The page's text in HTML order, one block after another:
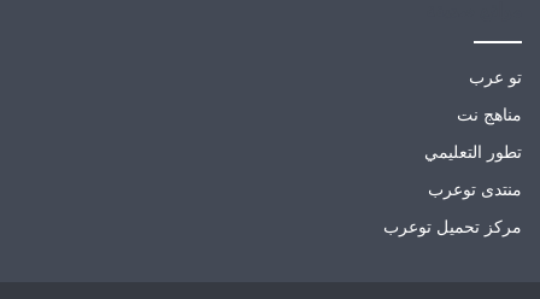
تو عرب
مناهج نت
تطور التعليمي
منتدى توعرب
مركز تحميل توعرب